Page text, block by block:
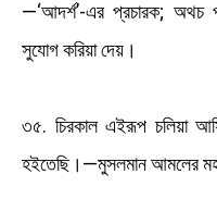
—‘আদর্শ’-এর প্রচারক; অথচ
সুযোগ করিয়া দেয়।
৩৫. চিরকাল এইরূপ চলিয়া
হইতেছি।—মুসলমান আমলের